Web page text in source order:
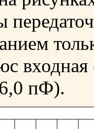
входная
пФ).